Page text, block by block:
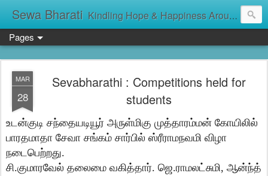
Sewa Bharati Kindling Hope & Happiness Around सेवा भारती சேவாபாரதி సేవా భారతి സേവാഭാരതി સેવા ભારતી সেবা ভাঁরাটি
Pages
MAR
28
Sevabharathi : Competitions held for
students
உடன்குடி சந்தையடியூர் அருள்மிகு முத்தாரம்மன் கோயிலில்
பாரதமாதா சேவா சங்கம் சார்பில் ஸ்ரீராமநவமி விழா
நடைபெற்றது.
சி.குமாரவேல் தலைமை வகித்தார். ஜெ.ராமலட்சுமி, ஆன்ந்த்